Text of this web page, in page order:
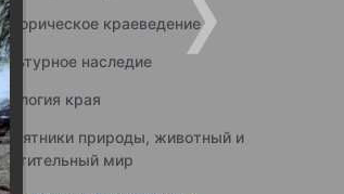
краеведение
наследие
края
природы, животный и
мир